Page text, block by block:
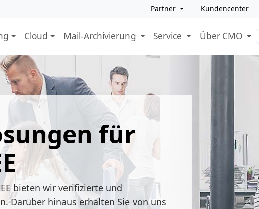
Partner Kundencenter
Cloud Mail-Archivierung Service Über CMO
für
bieten wir verifizierte und
Darüber hinaus erhalten Sie von uns